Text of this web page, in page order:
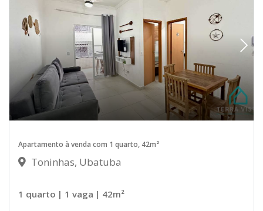
Apartamento à venda com 1 quarto, 42m²
Toninhas, Ubatuba
1 quarto | 1 vaga | 42m²